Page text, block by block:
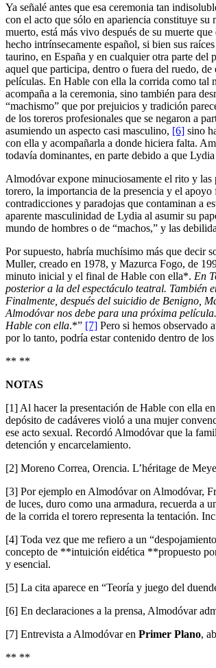
Ya señalé antes que esa ceremonia tan
con el acto que sólo en apariencia constituye
muerto, está más vivo después de su muerte
hecho intrínsecamente español, si bien sus
taurino, en España y en cualquier otra parte del
aquel que participa, dentro o fuera del ruedo,
películas. En Hable con ella la corrida como tal
acompaña a la ceremonia, sino también para
“machismo” que por prejuicios y tradición
de los toreros profesionales que se negaron a
asumiendo un aspecto casi masculino, [6] sino
con ella y acompañarla a donde hiciera falta.
todavía dominantes, en parte debido a que
Almodóvar expone minuciosamente el rito y las
torero, la importancia de la presencia y el
contradicciones y paradojas que contaminan a
aparente masculinidad de Lydia al asumir su
mundo de hombres o de “machos,” y las
Por supuesto, habría muchísimo más que decir
Muller, creado en 1978, y Mazurca Fogo, de
minuto inicial y el final de Hable con ella*. En
posterior a la del espectáculo teatral. También
Finalmente, después del suicidio de Benigno,
Almodóvar nos debe para una próxima
Hable con ella.*” [7] Pero si hemos observado
por lo tanto, podría estar contenido dentro de
** **
NOTAS
[1] Al hacer la presentación de Hable con ella
depósito de cadáveres violó a una mujer
ese acto sexual. Recordó Almodóvar que la
detención y encarcelamiento.
[2] Moreno Correa, Orencia. L’héritage de
[3] Por ejemplo en Almodóvar on Almodóvar,
de luces, duro como una armadura, recuerda a
de la corrida el torero representa la tentación.
[4] Toda vez que me refiero a un
concepto de **intuición eidética **propuesto
y esencial.
[5] La cita aparece en “Teoría y juego del
[6] En declaraciones a la prensa, Almodóvar
[7] Entrevista a Almodóvar en Primer Plano,
** **